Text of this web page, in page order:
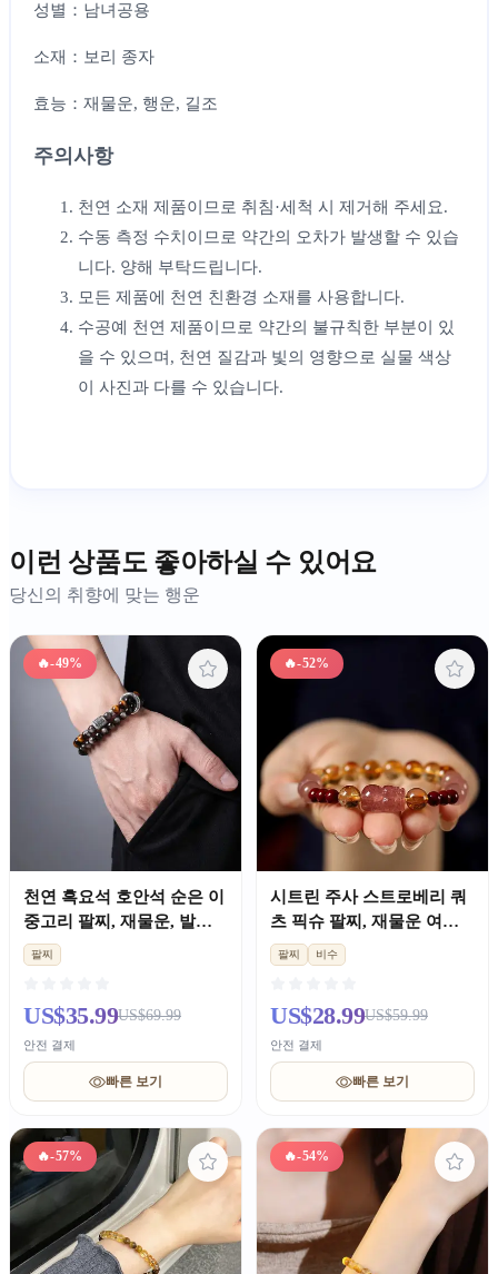
성별：남녀공용
소재：보리 종자
효능：재물운, 행운, 길조
주의사항
천연 소재 제품이므로 취침·세척 시 제거해 주세요.
수동 측정 수치이므로 약간의 오차가 발생할 수 있습
니다. 양해 부탁드립니다.
모든 제품에 천연 친환경 소재를 사용합니다.
수공예 천연 제품이므로 약간의 불규칙한 부분이 있
을 수 있으며, 천연 질감과 빛의 영향으로 실물 색상
이 사진과 다를 수 있습니다.
이런 상품도 좋아하실 수 있어요
당신의 취향에 맞는 행운
🔥-49%
천연 흑요석 호안석 순은 이
중고리 팔찌, 재물운, 발렌
타인 남자친구 선물
팔찌
US$35.99US$69.99
안전 결제
빠른 보기
🔥-52%
시트린 주사 스트로베리 쿼
츠 픽슈 팔찌, 재물운 여성
용팔찌 비수
US$28.99US$59.99
안전 결제
빠른 보기
🔥-57% 🔥-54%